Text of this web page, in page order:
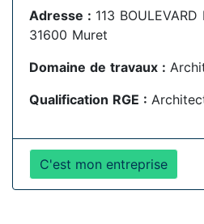
Adresse : 113
31600 Muret
Domaine de travaux :
Qualification RGE :
C'est mon entreprise